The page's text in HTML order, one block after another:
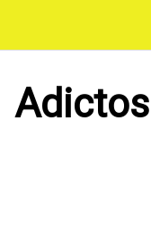
contenido